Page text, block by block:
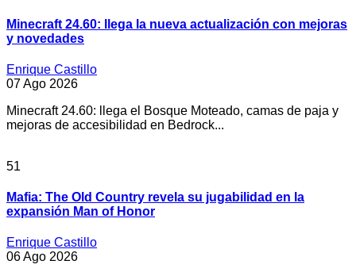
Minecraft 24.60: llega la nueva actualización con mejoras
y novedades
Enrique Castillo
07 Ago 2026
Minecraft 24.60: llega el Bosque Moteado, camas de paja y
mejoras de accesibilidad en Bedrock...
51
Mafia: The Old Country revela su jugabilidad en la
expansión Man of Honor
Enrique Castillo
06 Ago 2026